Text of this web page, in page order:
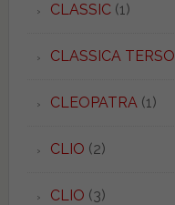
CLASSIC(1)
CLASSICA TERSO
CLEOPATRA(1)
CLIO (2)
CLIO (3)